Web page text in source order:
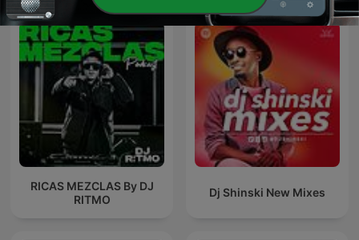
RICAS MEZCLAS By DJ
RITMO
Dj Shinski New Mixes